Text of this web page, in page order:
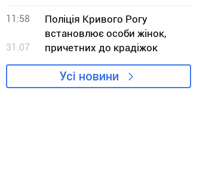
організованої злочинної
групи
11:58
31.07
Поліція Кривого Рогу
встановлює особи жінок,
причетних до крадіжок
Усі новини